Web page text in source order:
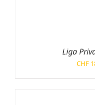
Liga
CHF